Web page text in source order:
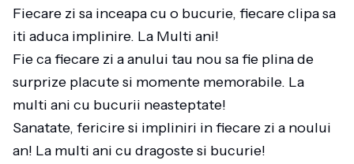
Fiecare zi sa inceapa cu o bucurie, fiecare clipa sa
iti aduca implinire. La Multi ani!
Fie ca fiecare zi a anului tau nou sa fie plina de
surprize placute si momente memorabile. La
multi ani cu bucurii neasteptate!
Sanatate, fericire si impliniri in fiecare zi a noului
an! La multi ani cu dragoste si bucurie!